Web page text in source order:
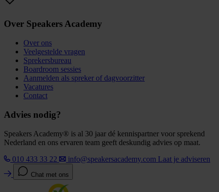
Over Speakers Academy
Over ons
Veelgestelde vragen
Sprekersbureau
Boardroom sessies
Aanmelden als spreker of dagvoorzitter
Vacatures
Contact
Advies nodig?
Speakers Academy® is al 30 jaar dé kennispartner voor sprekend
Nederland en ons ervaren team geeft deskundig advies op maat.
010 433 33 22
info@speakersacademy.com Laat je adviseren
Chat met ons